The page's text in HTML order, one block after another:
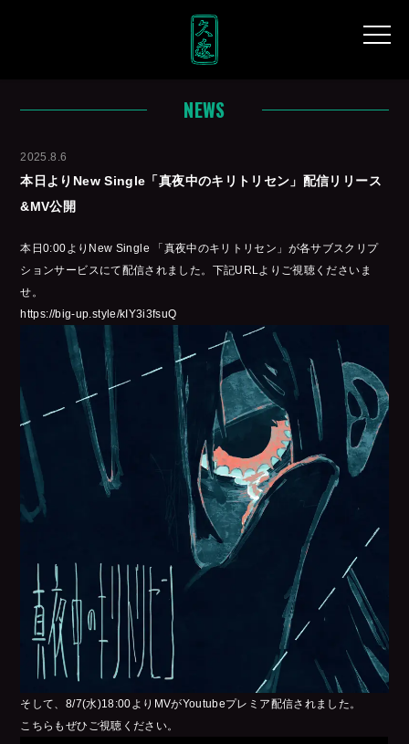
NEWS
2025.8.6
本日よりNew Single「真夜中のキリトリセン」配信リリース
&MV公開
本日0:00よりNew Single 「真夜中のキリトリセン」が各サブスクリプ
ションサービスにて配信されました。下記URLよりご視聴くださいま
せ。
https://big-up.style/kIY3i3fsuQ
そして、8/7(水)18:00よりMVがYoutubeプレミア配信されました。
こちらもぜひご視聴ください。